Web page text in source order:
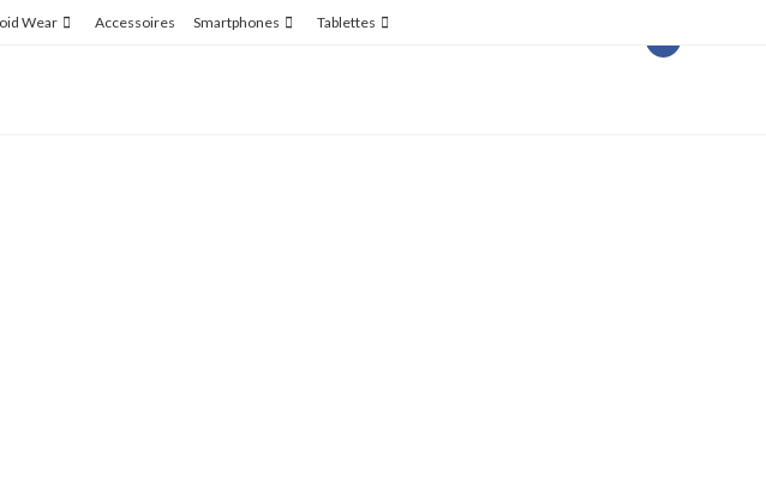
Wear Accessoires Smartphones Tablettes